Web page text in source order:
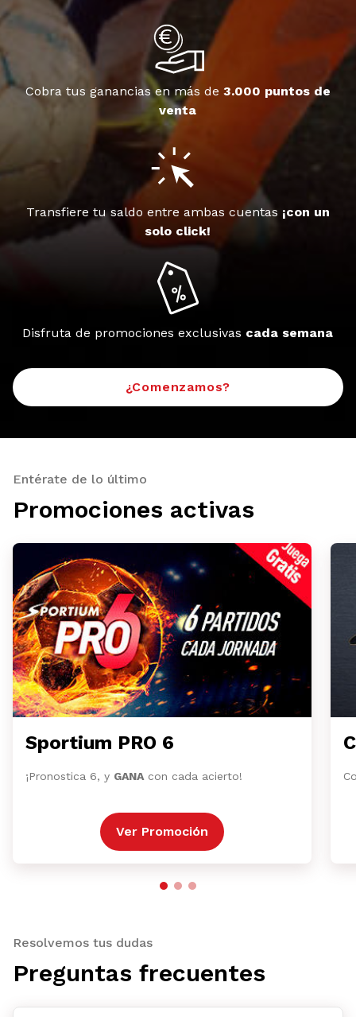
Cobra tus ganancias en más de 3.000 puntos de
venta
Transfiere tu saldo entre ambas cuentas ¡con un
solo click!
Disfruta de promociones exclusivas cada semana
¿Comenzamos?
Entérate de lo último
Promociones activas
Sportium PRO 6
¡Pronostica 6, y GANA con cada acierto!
Ver Promoción
Resolvemos tus dudas
Preguntas frecuentes